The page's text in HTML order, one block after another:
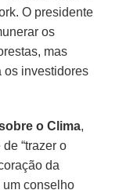
O presidente
os
mas
os investidores
o Clima,
“trazer o
da
um conselho